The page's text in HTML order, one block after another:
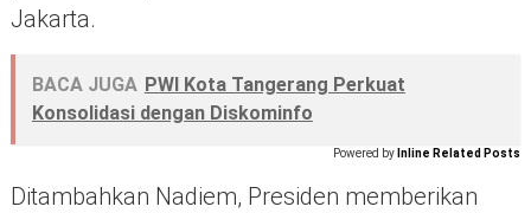
Jakarta.
BACA JUGA PWI Kota Tangerang Perkuat
Konsolidasi dengan Diskominfo
Powered by Inline Related Posts
Ditambahkan Nadiem, Presiden memberikan